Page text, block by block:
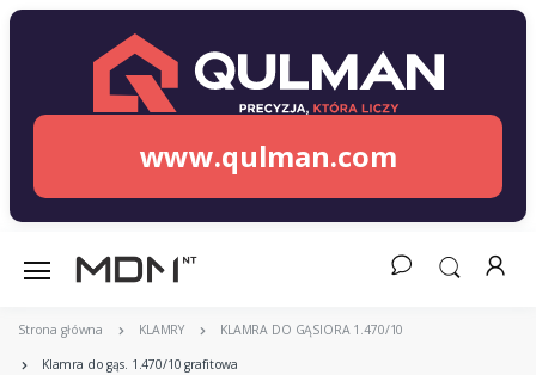
www.qulman.com
Strona główna KLAMRY KLAMRA DO GĄSIORA 1.470/10
Klamra do gąs. 1.470/10 grafitowa